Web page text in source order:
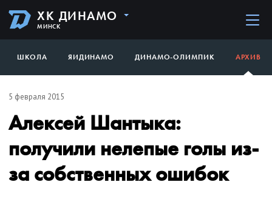
ХК ДИНАМО
МИНСК
ШКОЛА ЯИДИНАМО ДИНАМО-ОЛИМПИК АРХИВ
5 февраля 2015
Алексей Шантыка:
получили нелепые голы из-
за собственных ошибок